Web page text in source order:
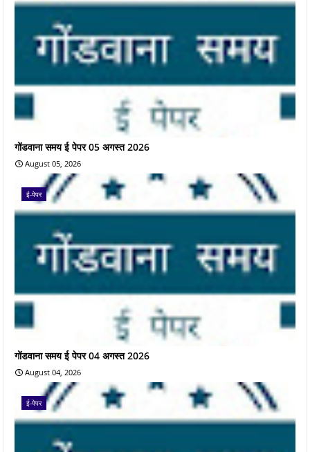
गोंडवाना समय ई पेपर 05 अगस्त 2026
August 05, 2026
ई-पेपर
गोंडवाना समय ई पेपर 04 अगस्त 2026
August 04, 2026
ई-पेपर